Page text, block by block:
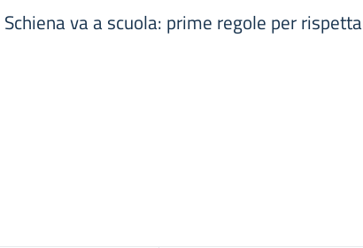
va a scuola: prime regole per